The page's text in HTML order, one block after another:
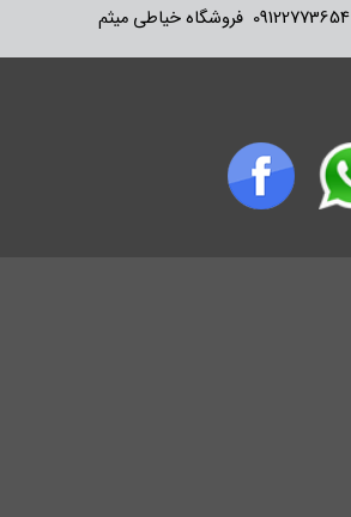
09122773654 فروشگاه خیاطی میثم